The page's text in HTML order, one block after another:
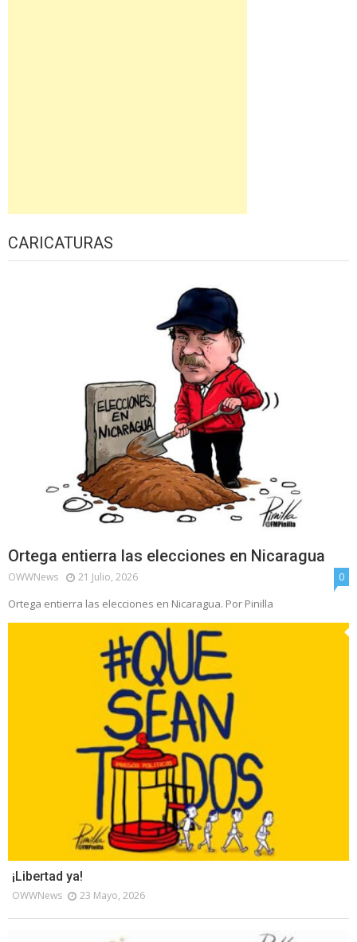
CARICATURAS
Ortega entierra las elecciones en Nicaragua
OWWNews 21 Julio, 2026 0
Ortega entierra las elecciones en Nicaragua. Por Pinilla
¡Libertad ya!
OWWNews 23 Mayo, 2026